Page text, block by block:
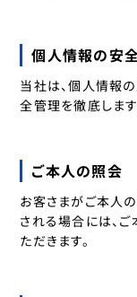
個人情報の安
当社は、個人情報
全管理を徹底します
ご本人の照会
お客さまがご本人
される場合には、
ただきます。